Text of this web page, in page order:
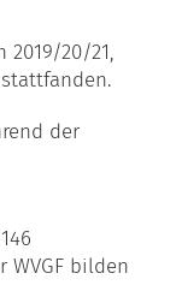
20/21,
der
WVGF bilden